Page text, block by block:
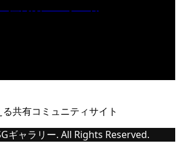
共有コミュニティサイト
ギャラリー. All Rights Reserved.